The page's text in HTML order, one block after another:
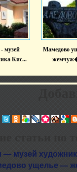
музей
Кис...
Мамедово
статьи по
— музей
ущелье —